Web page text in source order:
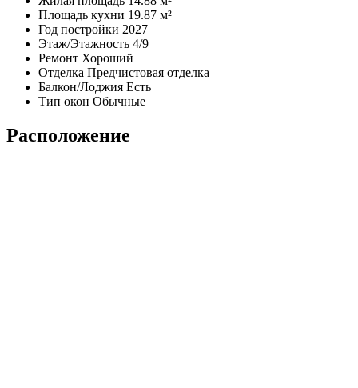
Площадь кухни 19.87 м²
Год постройки 2027
Этаж/Этажность 4/9
Ремонт Хороший
Отделка Предчистовая отделка
Балкон/Лоджия Есть
Тип окон Обычные
Расположение